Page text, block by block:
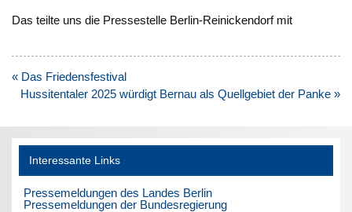
Das teilte uns die Pressestelle Berlin-Reinickendorf mit
Beitragsnavigation
« Das Friedensfestival
Hussitentaler 2025 würdigt Bernau als Quellgebiet der Panke »
Interessante Links
Pressemeldungen des Landes Berlin
Pressemeldungen der Bundesregierung